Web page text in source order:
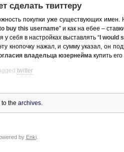
сделать твиттеру
покупки уже существующих
buy this username” и как на ебее –
себя в настройках выставлять “I would
кнопочку нажал, и сумму указал, он
владельца юзернейма купить
twitter
the archives.
by Enki.